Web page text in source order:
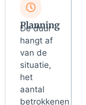
Planning
De duur
hangt af
van de
situatie,
het
aantal
betrokkenen